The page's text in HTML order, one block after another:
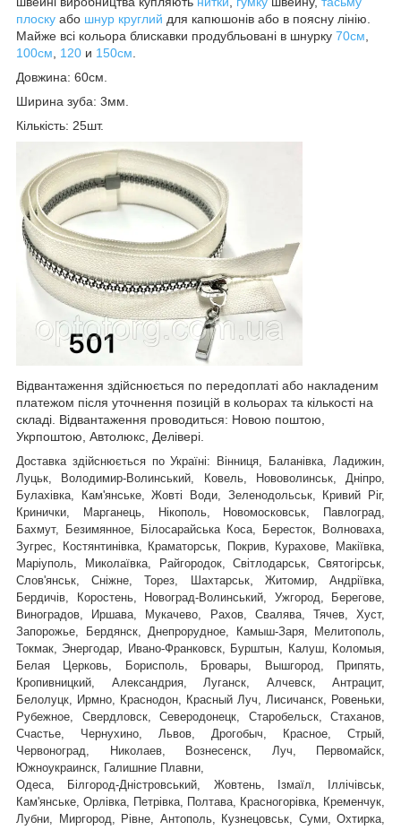
плоску або шнур круглий для капюшонів або в поясну лінію.
Майже всі кольора блискавки продубльовані в шнурку 70см
100см
120 и 150см
Довжина: 60см.
Ширина зуба: 3мм.
Кількість: 25шт.
Відвантаження здійснюється по передоплаті або накладеним
платежом після уточнення позицій в кольорах та кількості на
складі. Відвантаження проводиться: Новою поштою,
Укрпоштою, Автолюкс, Делівері.
Доставка здійснюється по Україні: Вінниця, Баланівка, Ладижин,
Луцьк, Володимир-Волинський, Ковель, Нововолинськ, Дніпро,
Булахівка, Кам'янське, Жовті Води, Зеленодольськ, Кривий Ріг,
Кринички, Марганець, Нікополь, Новомосковськ, Павлоград,
Бахмут, Безимянное, Білосарайська Коса, Бересток, Волноваха,
Зугрес, Костянтинівка, Краматорськ, Покрив, Курахове, Макіївка,
Маріуполь, Миколаївка, Райгородок, Світлодарськ, Святогірськ,
Слов'янськ, Сніжне, Торез, Шахтарськ, Житомир, Андріївка,
Бердичів, Коростень, Новоград-Волинський, Ужгород, Берегове,
Виноградов, Иршава, Мукачево, Рахов, Свалява, Тячев, Хуст,
Запорожье, Бердянск, Днепрорудное, Камыш-Заря, Мелитополь,
Токмак, Энергодар, Ивано-Франковск, Бурштын, Калуш, Коломыя,
Белая Церковь, Борисполь, Бровары, Вышгород, Припять,
Кропивницкий, Александрия, Луганск, Алчевск, Антрацит,
Белолуцк, Ирмно, Краснодон, Красный Луч, Лисичанск, Ровеньки,
Рубежное, Свердловск, Северодонецк, Старобельск, Стаханов,
Счастье, Чернухино, Львов, Дрогобыч, Красное, Стрый,
Червоноград,
Николаев, Вознесенск, Луч, Первомайск,
Южноукраинск, Галишние Плавни,
Одеса, Білгород-Дністровський, Жовтень, Ізмаїл, Іллічівськ,
Кам'янське, Орлівка, Петрівка, Полтава, Красногорівка, Кременчук,
Лубни, Миргород, Рівне, Антополь, Кузнецовськ, Суми, Охтирка,